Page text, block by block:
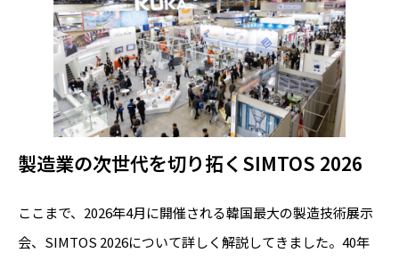
製造業の次世代を切り拓くSIMTOS 2026
ここまで、2026年4月に開催される韓国最大の製造技術展示
会、SIMTOS 2026について詳しく解説してきました。40年